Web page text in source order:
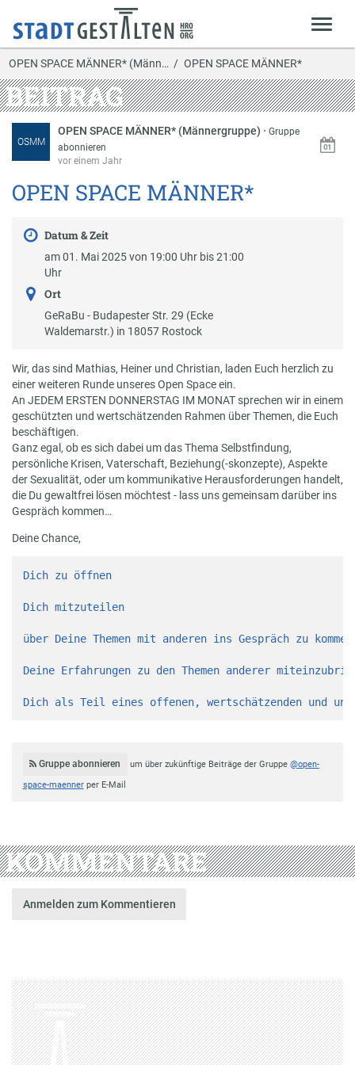
OPEN SPACE MÄNNER* (Männ… OPEN SPACE MÄNNER*
BEITRAG
OSMM
OPEN SPACE MÄNNER* (Männergruppe) ·Gruppe
abonnieren
vor einem Jahr
OPEN SPACE MÄNNER*
Datum & Zeit
am 01. Mai 2025 von 19:00 Uhr bis 21:00
Uhr
Ort
GeRaBu - Budapester Str. 29 (Ecke
Waldemarstr.) in 18057 Rostock
Wir, das sind Mathias, Heiner und Christian, laden Euch herzlich zu
einer weiteren Runde unseres Open Space ein.
An JEDEM ERSTEN DONNERSTAG IM MONAT sprechen wir in einem
geschützten und wertschätzenden Rahmen über Themen, die Euch
beschäftigen.
Ganz egal, ob es sich dabei um das Thema Selbstfindung,
persönliche Krisen, Vaterschaft, Beziehung(-skonzepte), Aspekte
der Sexualität, oder um kommunikative Herausforderungen handelt,
die Du gewaltfrei lösen möchtest - lass uns gemeinsam darüber ins
Gespräch kommen…
Deine Chance,
Dich zu öffnen
Dich mitzuteilen
über Deine Themen mit anderen ins Gespräch zu kommen
Deine Erfahrungen zu den Themen anderer
Gruppe abonnieren um über zukünftige Beiträge der Gruppe @open-
space-maennerper E-Mail
KOMMENTARE
Anmelden zum Kommentieren